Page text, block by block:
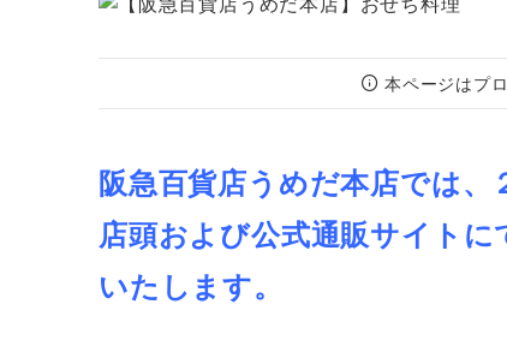
本ページはプ
阪急百貨店うめだ本店では、
店頭および公式通販サイト
いたします。